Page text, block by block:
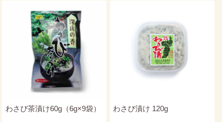
わさび茶漬け60g（6g×9袋） わさび漬け 120g